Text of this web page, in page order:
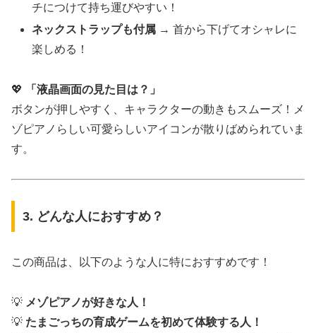
チにつけて持ち運びやすい！
ネックストラップも付属 → 首から下げてオシャレに
楽しめる！
💖
「液晶画面の見た目は？」
ボタンが押しやすく、キャラクターの動きもスムーズ！メ
ゾピアノらしい可愛らしいアイコンが散りばめられていま
す。
3. どんな人におすすめ？
この商品は、以下のような人に特におすすめです！
💡 メゾピアノが好きな人！
💡 たまごっちの育成ゲームを初めて体験する人！